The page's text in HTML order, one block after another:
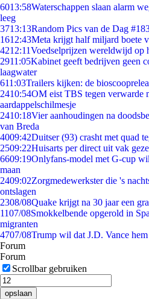
6013:58Waterschappen slaan alarm
leeg
3713:13Random Pics van de Dag
1612:43Meta krijgt half miljard boete
4212:11Voedselprijzen wereldwijd op
2911:05Kabinet geeft bedrijven geen
laagwater
611:03Trailers kijken: de
2410:54OM eist TBS tegen verwarde
aardappelschilmesje
2410:18Vier aanhoudingen na
van Breda
4009:42Duitser (93) crasht met quad
2509:22Huisarts per direct uit vak
6609:19Onlyfans-model met G-cup
maan
2409:02Zorgmedewerkster die 's
ontslagen
2308/08Quake krijgt na 30 jaar een
1107/08Smokkelbende opgerold in
migranten
4707/08Trump wil dat J.D. Vance
Forum
Forum
Scrollbar gebruiken
opslaan